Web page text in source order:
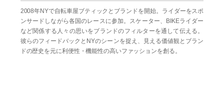
2008年NYで自転車屋ブティックとブランドを開始。ライダーをスポ
ンサードしながら各国のレースに参加。スケーター、BIKEライダー
など関係する人々の思いをブランドのフィルターを通して伝える。
彼らのフィードバックとNYのシーンを捉え、見える価値観とブラン
ドの歴史を元に利便性・機能性の高いファッションを創る。